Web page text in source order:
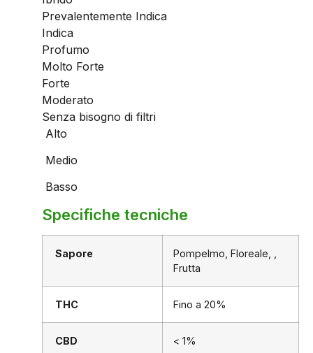
Prevalentemente Indica
Indica
Profumo
Molto Forte
Forte
Moderato
Senza bisogno di filtri
Alto
Medio
Basso
Specifiche tecniche
Sapore
Pompelmo, Floreale, ,
Frutta
THC Fino a 20%
CBD < 1%